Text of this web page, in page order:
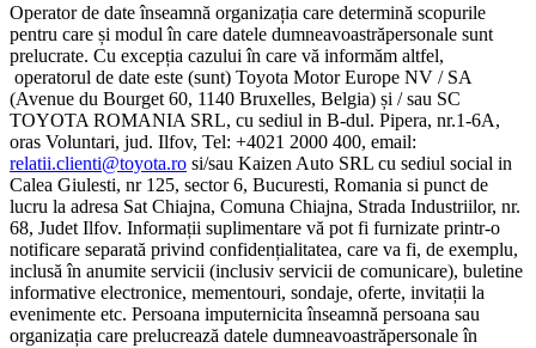
Operator de date înseamnă organizația care determină scopurile
pentru care și modul în care datele dumneavoastrăpersonale sunt
prelucrate. Cu excepția cazului în care vă informăm altfel,
operatorul de date este (sunt) Toyota Motor Europe NV / SA
(Avenue du Bourget 60, 1140 Bruxelles, Belgia) și / sau SC
TOYOTA ROMANIA SRL, cu sediul in B-dul. Pipera, nr.1-6A,
oras Voluntari, jud. Ilfov, Tel: +4021 2000 400, email:
relatii.clienti@toyota.ro si/sau Kaizen Auto SRL cu sediul social in
Calea Giulesti, nr 125, sector 6, Bucuresti, Romania si punct de
lucru la adresa Sat Chiajna, Comuna Chiajna, Strada Industriilor, nr.
68, Judet Ilfov. Informații suplimentare vă pot fi furnizate printr-o
notificare separată privind confidențialitatea, care va fi, de exemplu,
inclusă în anumite servicii (inclusiv servicii de comunicare), buletine
informative electronice, mementouri, sondaje, oferte, invitații la
evenimente etc. Persoana imputernicita înseamnă persoana sau
organizația care prelucrează datele dumneavoastrăpersonale în